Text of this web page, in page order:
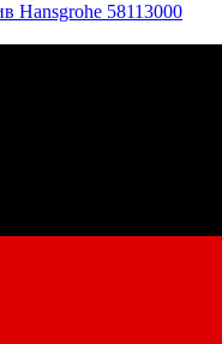
Hansgrohe 58113000